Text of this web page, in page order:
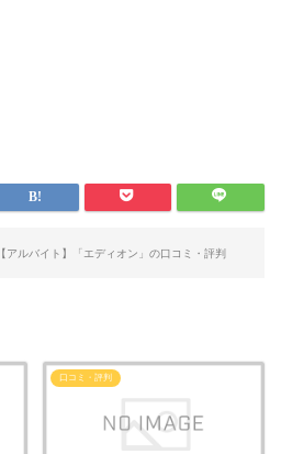
【アルバイト】「エディオン」の口コミ・評判
口コミ・評判